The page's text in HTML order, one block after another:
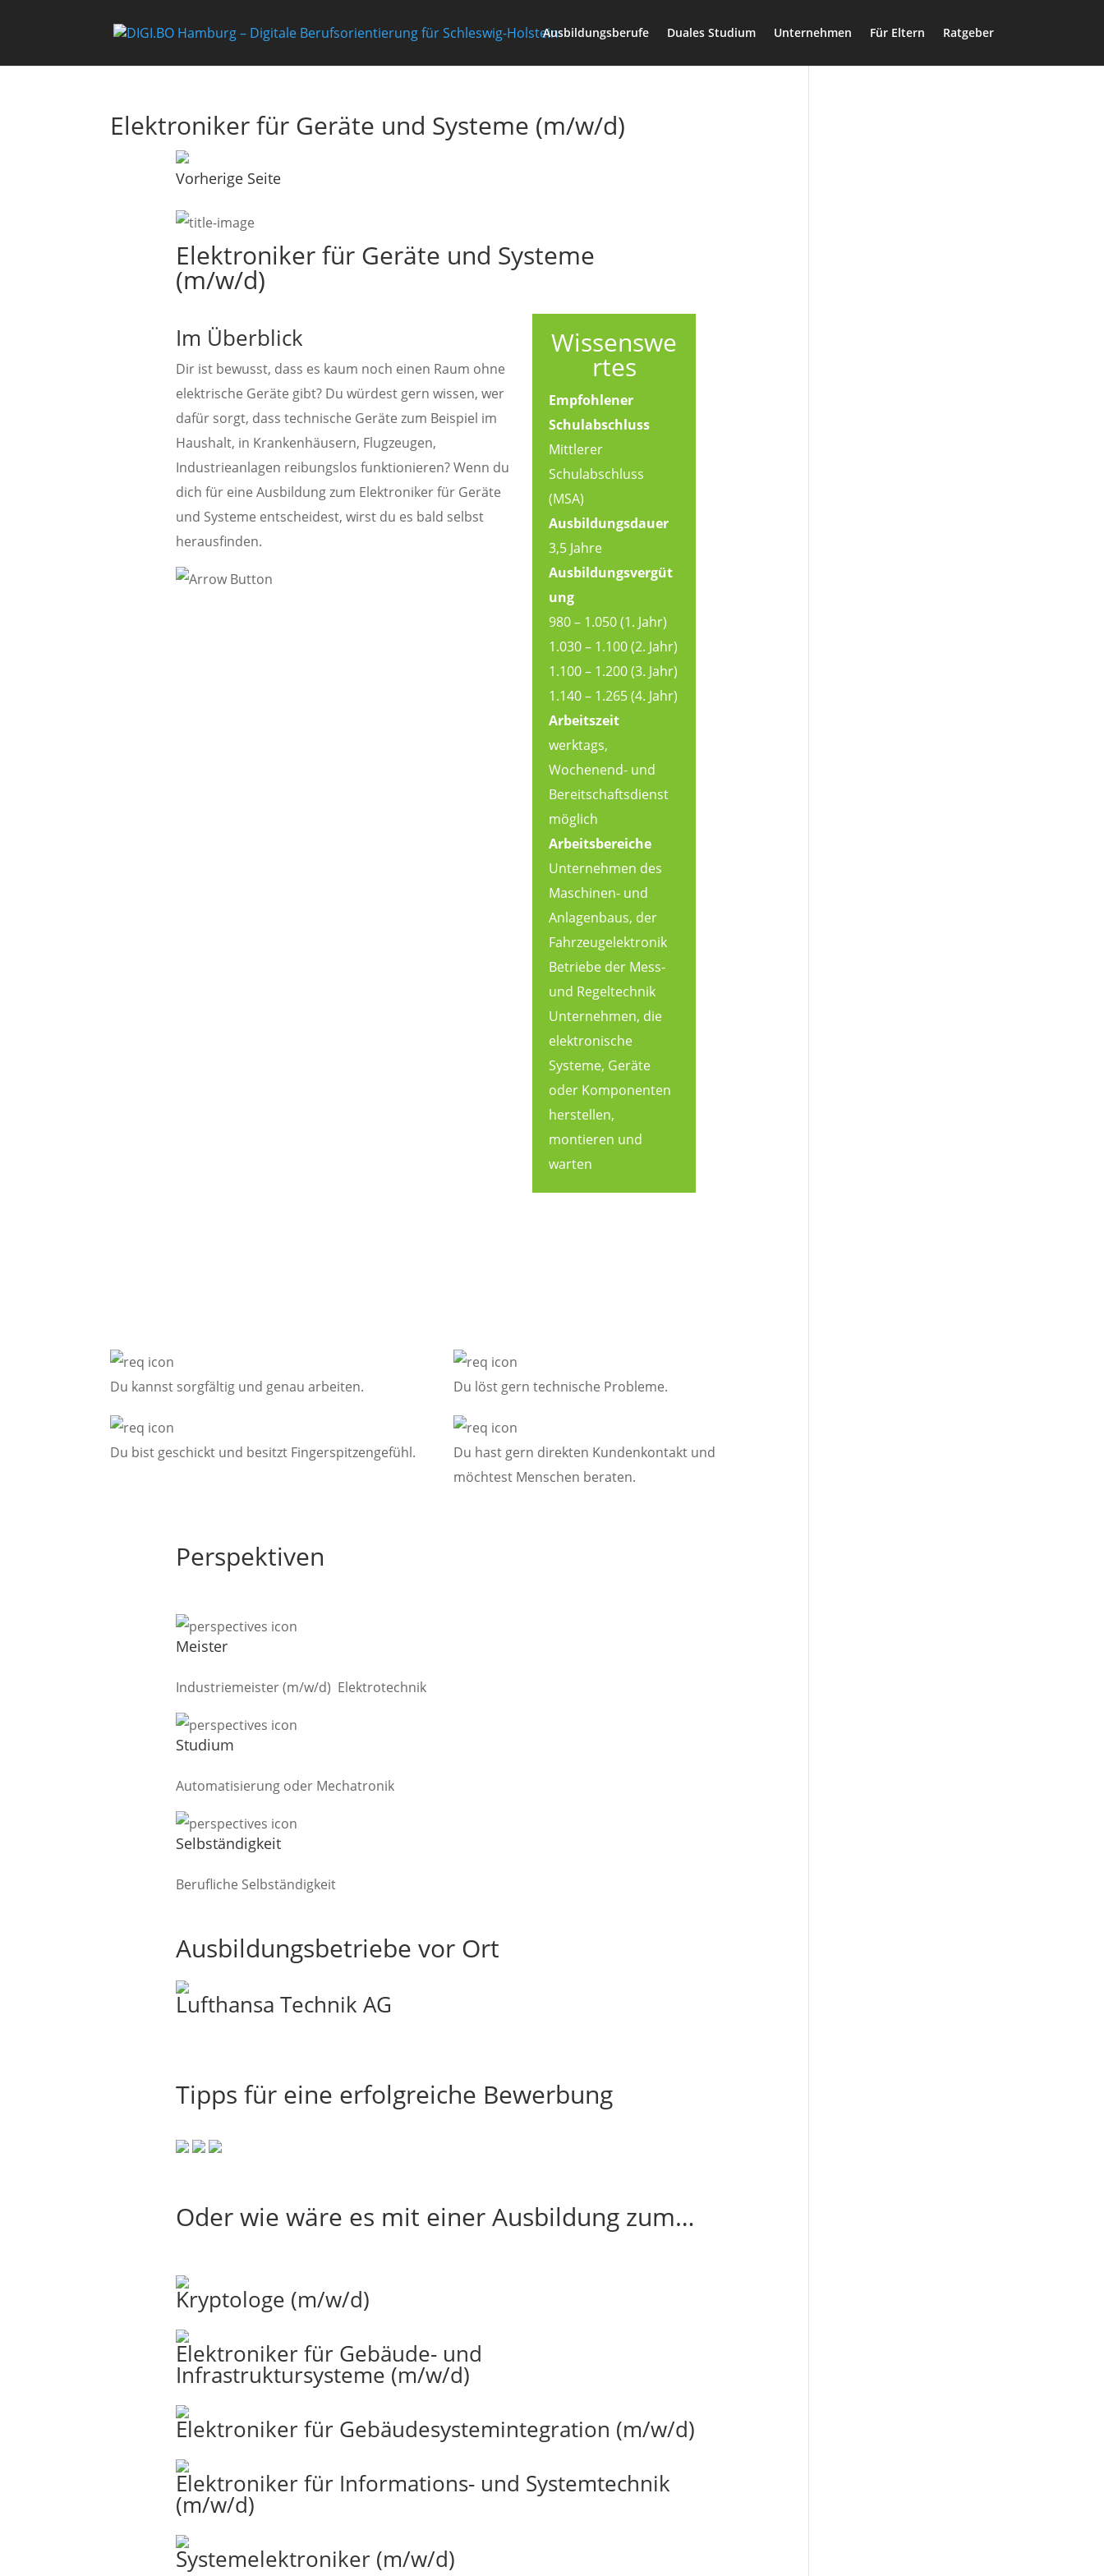
Ausbildungsberufe Duales Studium Unternehmen Für Eltern Ratgeber
Elektroniker für Geräte und Systeme (m/w/d)
Vorherige Seite
Elektroniker für Geräte und Systeme
(m/w/d)
Im Überblick
Dir ist bewusst, dass es kaum noch einen Raum ohne
elektrische Geräte gibt? Du würdest gern wissen, wer
dafür sorgt, dass technische Geräte zum Beispiel im
Haushalt, in Krankenhäusern, Flugzeugen,
Industrieanlagen reibungslos funktionieren? Wenn du
dich für eine Ausbildung zum Elektroniker für Geräte
und Systeme entscheidest, wirst du es bald selbst
herausfinden.
Wissenswe
rtes
Empfohlener
Schulabschluss
Mittlerer
Schulabschluss
(MSA)
Ausbildungsdauer
3,5 Jahre
Ausbildungsvergüt
ung
980 – 1.050 (1. Jahr)
1.030 – 1.100 (2. Jahr)
1.100 – 1.200 (3. Jahr)
1.140 – 1.265 (4. Jahr)
Arbeitszeit
werktags,
Wochenend- und
Bereitschaftsdienst
möglich
Arbeitsbereiche
Unternehmen des
Maschinen- und
Anlagenbaus, der
Fahrzeugelektronik
Betriebe der Mess-
und Regeltechnik
Unternehmen, die
elektronische
Systeme, Geräte
oder Komponenten
herstellen,
montieren und
warten
Du kannst sorgfältig und genau arbeiten. Du löst gern technische Probleme.
Du bist geschickt und besitzt Fingerspitzengefühl.
Du hast gern direkten Kundenkontakt und
möchtest Menschen beraten.
Perspektiven
Meister
Industriemeister (m/w/d) Elektrotechnik
Studium
Automatisierung oder Mechatronik
Selbständigkeit
Berufliche Selbständigkeit
Ausbildungsbetriebe vor Ort
Lufthansa Technik AG
Tipps für eine erfolgreiche Bewerbung
Oder wie wäre es mit einer Ausbildung zum…
Kryptologe (m/w/d)
Elektroniker für Gebäude- und
Infrastruktursysteme (m/w/d)
Elektroniker für Gebäudesystemintegration (m/w/d)
Elektroniker für Informations- und Systemtechnik
(m/w/d)
Systemelektroniker (m/w/d)